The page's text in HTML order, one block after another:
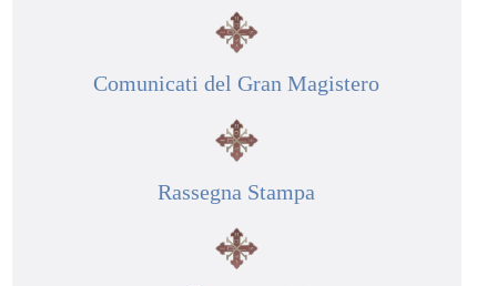
Comunicati del Gran Magistero
Rassegna Stampa